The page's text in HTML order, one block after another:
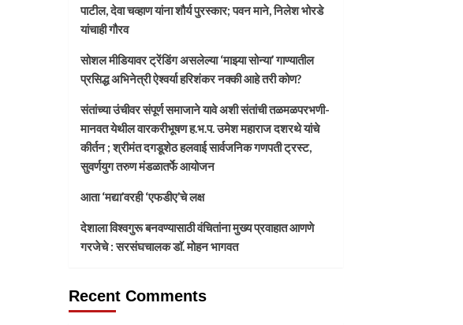
पाटील, देवा चव्हाण यांना शौर्य पुरस्कार; पवन माने, निलेश भोरडे
यांचाही गौरव
सोशल मीडियावर ट्रेंडिंग असलेल्या ‘माझ्या सोन्या’ गाण्यातील
प्रसिद्ध अभिनेत्री ऐश्वर्या हरिशंकर नक्की आहे तरी कोण?
संतांच्या उंचीवर संपूर्ण समाजाने यावे अशी संतांची तळमळपरभणी-
मानवत येथील वारकरीभूषण ह.भ.प. उमेश महाराज दशरथे यांचे
कीर्तन ; श्रीमंत दगडूशेठ हलवाई सार्वजनिक गणपती ट्रस्ट,
सुवर्णयुग तरुण मंडळातर्फे आयोजन
आता ‘मद्या’वरही ‘एफडीए’चे लक्ष
देशाला विश्वगुरू बनवण्यासाठी वंचितांना मुख्य प्रवाहात आणणे
गरजेचे : सरसंघचालक डाॅ. मोहन भागवत
Recent Comments